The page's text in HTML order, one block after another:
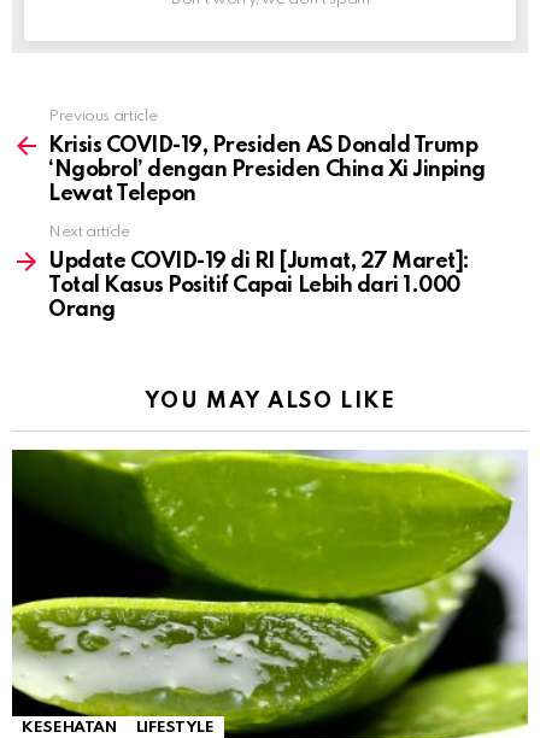
more
Previous article
Krisis COVID-19, Presiden AS Donald Trump
‘Ngobrol’ dengan Presiden China Xi Jinping
Lewat Telepon
Next article
Update COVID-19 di RI [Jumat, 27 Maret]:
Total Kasus Positif Capai Lebih dari 1.000
Orang
YOU MAY ALSO LIKE
KESEHATAN LIFESTYLE